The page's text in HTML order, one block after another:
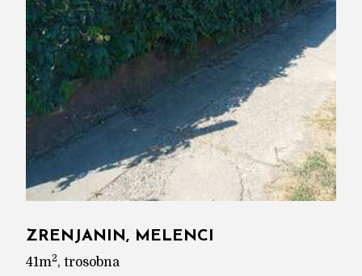
ZRENJANIN, MELENCI
41m2, trosobna